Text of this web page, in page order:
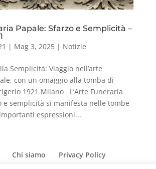
Papale: Sfarzo e Semplicità –
| Mag 3, 2025| Notizie
Semplicità: Viaggio nell’arte
con un omaggio alla tomba di
1921 Milano L’Arte Funeraria
e semplicità si manifesta nelle tombe
espressioni...
Chi siamo Privacy Policy